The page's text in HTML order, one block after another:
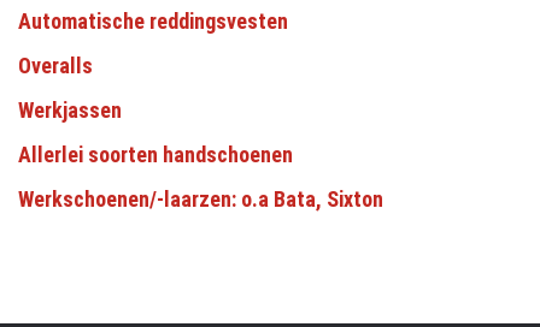
Automatische reddingsvesten
Overalls
Werkjassen
Allerlei soorten handschoenen
Werkschoenen/-laarzen: o.a Bata, Sixton